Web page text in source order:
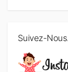
Suivez-